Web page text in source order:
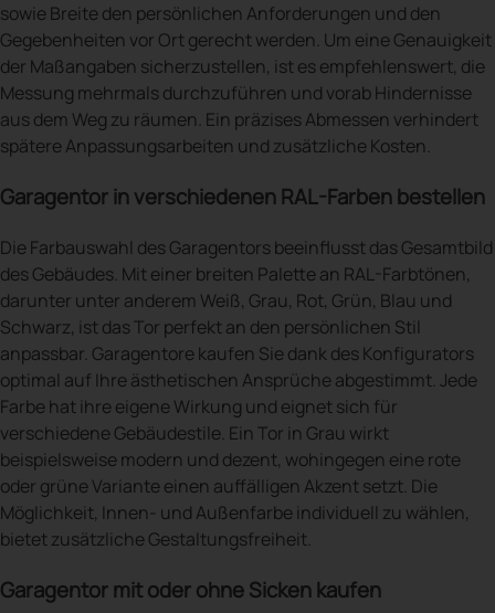
sowie Breite den persönlichen Anforderungen und den
Gegebenheiten vor Ort gerecht werden. Um eine Genauigkeit
der Maßangaben sicherzustellen, ist es empfehlenswert, die
Messung mehrmals durchzuführen und vorab Hindernisse
aus dem Weg zu räumen. Ein präzises Abmessen verhindert
spätere Anpassungsarbeiten und zusätzliche Kosten.
Garagentor in verschiedenen RAL-Farben bestellen
Die Farbauswahl des Garagentors beeinflusst das Gesamtbild
des Gebäudes. Mit einer breiten Palette an RAL-Farbtönen,
darunter unter anderem Weiß, Grau, Rot, Grün, Blau und
Schwarz, ist das Tor perfekt an den persönlichen Stil
anpassbar. Garagentore kaufen Sie dank des Konfigurators
optimal auf Ihre ästhetischen Ansprüche abgestimmt. Jede
Farbe hat ihre eigene Wirkung und eignet sich für
verschiedene Gebäudestile. Ein Tor in Grau wirkt
beispielsweise modern und dezent, wohingegen eine rote
oder grüne Variante einen auffälligen Akzent setzt. Die
Möglichkeit, Innen- und Außenfarbe individuell zu wählen,
bietet zusätzliche Gestaltungsfreiheit.
Garagentor mit oder ohne Sicken kaufen